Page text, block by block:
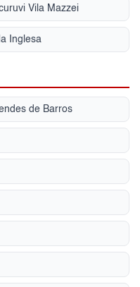
Vila Mazzei
Inglesa
de Barros